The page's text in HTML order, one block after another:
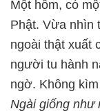
Một hôm, có
Phật. Vừa nhìn
ngoài thật xuất
người tu hành
ngờ. Không
Ngài giống như